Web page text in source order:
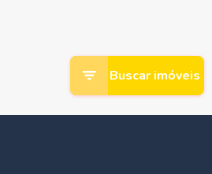
Buscar imóveis